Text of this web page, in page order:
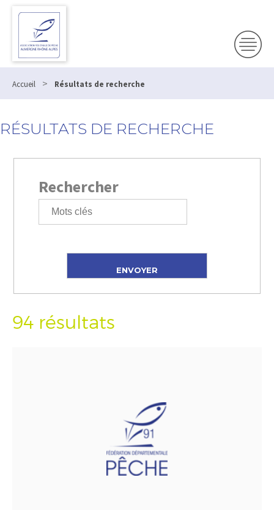
Accueil > Résultats de recherche
RÉSULTATS DE RECHERCHE
Rechercher
94 résultats